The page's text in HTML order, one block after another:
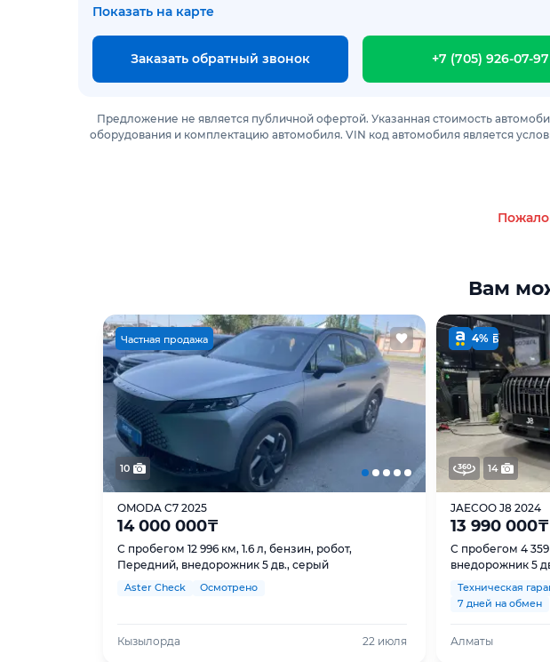
Показать на карте
Заказать обратный звонок +7 (705) 926-07-97
Предложение не является публичной офертой. Указанная стоимость
оборудования и комплектацию автомобиля. VIN код автомобиля является
Вам
Частная продажа
10
OMODA C7 2025
14 000 000₸
С пробегом 12 996 км, 1.6 л, бензин, робот,
Передний, внедорожник 5 дв., серый
Aster Check Осмотрено
Кызылорда 22 июля
4%
14
JAECOO J8 2024
13 990 000₸
С пробегом 4
внедорожник 5
Техническая
7 дней на обмен
Алматы